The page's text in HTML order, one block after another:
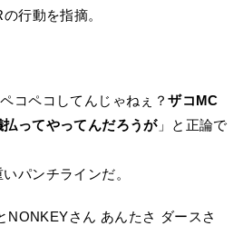
行動を指摘。
コペコしてんじゃねぇ？ザコMC
ってやってんだろうが」と正論で
パンチラインだ。
NONKEYさん あんたさ ダースさ